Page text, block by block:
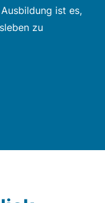
ist es,
zu